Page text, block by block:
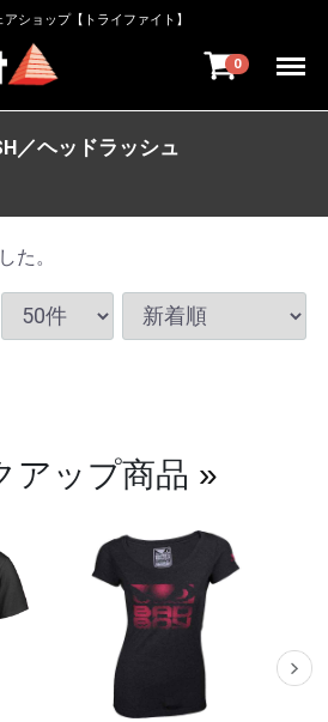
ショップ【トライファイト】
0 Menu
／ヘッドラッシュ
た。
アップ商品 »